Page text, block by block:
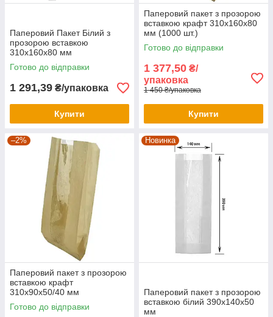
Паперовий Пакет Білий з
прозорою вставкою
310х160х80 мм
Готово до відправки
1 291,39 ₴/упаковка
Купити
Паперовий пакет з прозорою
вставкою крафт 310х160х80
мм (1000 шт.)
Готово до відправки
1 377,50 ₴/
упаковка
1 450 ₴/упаковка
Купити
–2%
Паперовий пакет з прозорою
вставкою крафт
310х90х50/40 мм
Готово до відправки
Новинка
Паперовий пакет з прозорою
вставкою білий 390х140х50
мм